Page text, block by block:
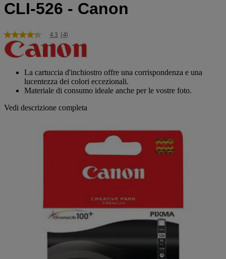
CLI-526 - Canon
4.3
stelle
su
valutazione
Read
4.3 (4)
La cartuccia d'inchiostro offre una corrispondenza e una
lucentezza dei colori eccezionali.
Materiale di consumo ideale anche per le vostre foto.
Vedi descrizione completa